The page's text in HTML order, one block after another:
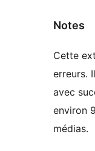
Notes
Cette
erreurs.
avec
environ
médias.